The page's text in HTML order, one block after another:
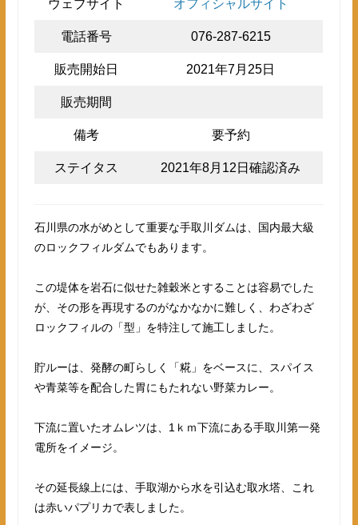
ウェブサイト オフィシャルサイト
電話番号 076-287-6215
販売開始日 2021年7月25日
販売期間
備考 要予約
ステイタス 2021年8月12日確認済み
石川県の水がめとして重要な手取川ダムは、国内最大級
のロックフィルダムでもあります。
この堤体を岩石に似せた雑穀米とすることは容易でした
が、その形を再現するのがなかなかに難しく、わざわざ
ロックフィルの「型」を特注して施工しました。
貯ルーは、発酵の町らしく「糀」をベースに、スパイス
や青菜等を配合した胃にもたれない野菜カレー。
下流に置いたオムレツは、1ｋｍ下流にある手取川第一発
電所をイメージ。
その延長線上には、手取湖から水を引込む取水塔、これ
は赤いパプリカで表しました。